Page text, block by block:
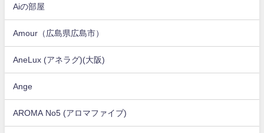
Aiの部屋
Amour（広島県広島市）
AneLux (アネラグ)(大阪)
Ange
AROMA No5 (アロマファイブ)